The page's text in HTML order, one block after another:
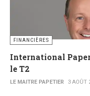
FINANCIÈRES
International
le T2
LE MAITRE PAPETIER 3 AOÛT